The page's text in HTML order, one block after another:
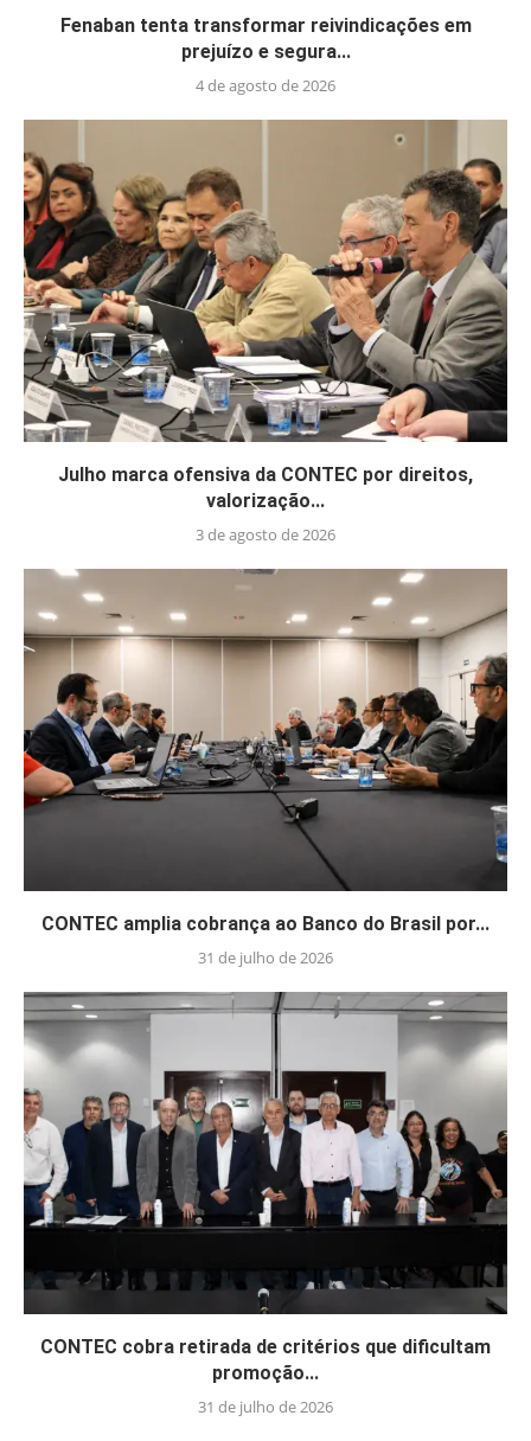
Fenaban tenta transformar reivindicações em
prejuízo e segura...
4 de agosto de 2026
Julho marca ofensiva da CONTEC por direitos,
valorização...
3 de agosto de 2026
CONTEC amplia cobrança ao Banco do Brasil por...
31 de julho de 2026
CONTEC cobra retirada de critérios que dificultam
promoção...
31 de julho de 2026